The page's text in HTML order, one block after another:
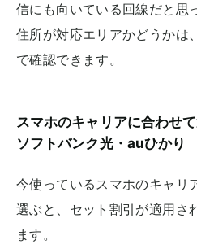
信にも向いている回線だと思
住所が対応エリアかどうかは、
で確認できます。
スマホのキャリアに合わせ
ソフトバンク光・auひかり
今使っているスマホのキャリ
選ぶと、セット割引が適用さ
ます。